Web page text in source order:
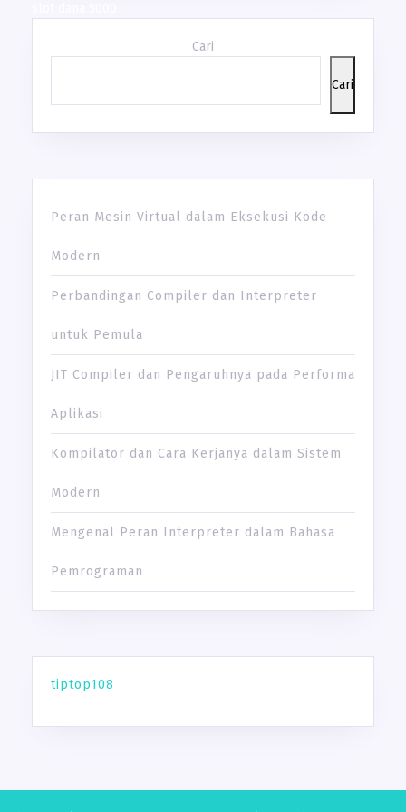
Cari
Cari
Peran Mesin Virtual dalam Eksekusi Kode
Modern
Perbandingan Compiler dan Interpreter
untuk Pemula
JIT Compiler dan Pengaruhnya pada Performa
Aplikasi
Kompilator dan Cara Kerjanya dalam Sistem
Modern
Mengenal Peran Interpreter dalam Bahasa
Pemrograman
tiptop108